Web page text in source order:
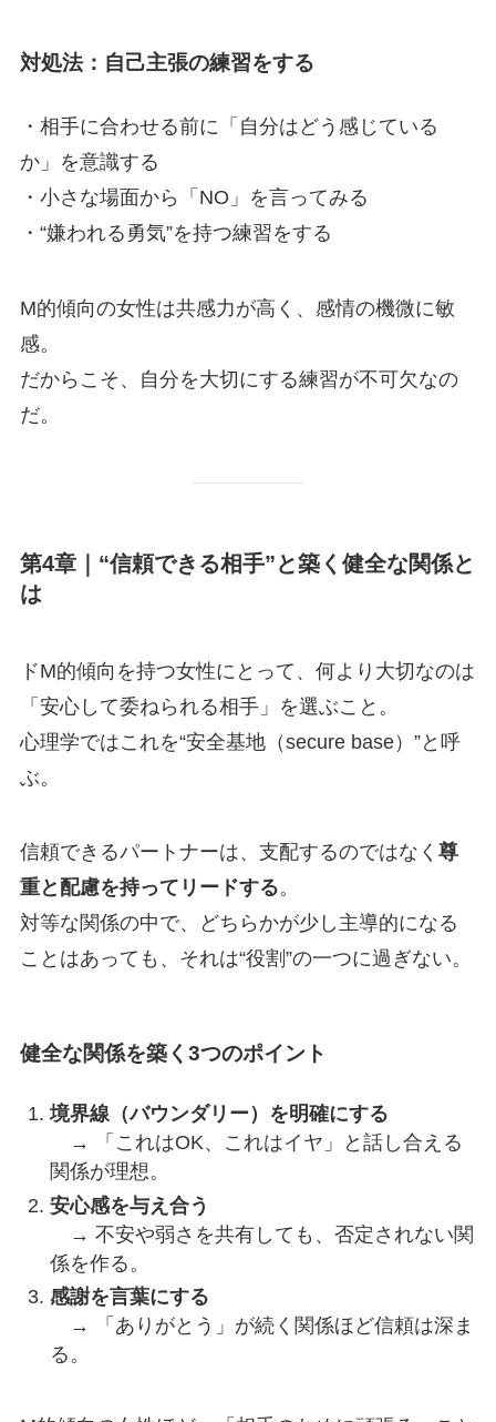
対処法：自己主張の練習をする
・相手に合わせる前に「自分はどう感じている
か」を意識する
・小さな場面から「NO」を言ってみる
・“嫌われる勇気”を持つ練習をする
M的傾向の女性は共感力が高く、感情の機微に敏
感。
だからこそ、自分を大切にする練習が不可欠なの
だ。
第4章｜“信頼できる相手”と築く健全な関係と
は
ドM的傾向を持つ女性にとって、何より大切なのは
「安心して委ねられる相手」を選ぶこと。
心理学ではこれを“安全基地（secure base）”と呼
ぶ。
信頼できるパートナーは、支配するのではなく 尊
重と配慮を持ってリードする。
対等な関係の中で、どちらかが少し主導的になる
ことはあっても、それは“役割”の一つに過ぎない。
健全な関係を築く3つのポイント
境界線（バウンダリー）を明確にする
→ 「これはOK、これはイヤ」と話し合える
関係が理想。
安心感を与え合う
→ 不安や弱さを共有しても、否定されない関
係を作る。
感謝を言葉にする
→ 「ありがとう」が続く関係ほど信頼は深ま
る。